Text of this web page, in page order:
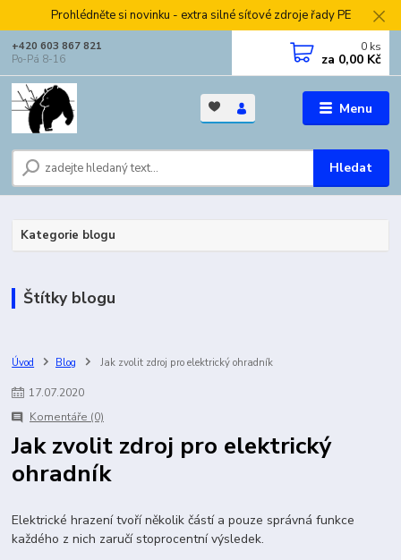
Prohlédněte si novinku - extra silné síťové zdroje řady PE
Menu
Hledat
+420 603 867 821
Po-Pá 8-16
0 ks
za 0,00 Kč
Kategorie blogu
Štítky blogu
Úvod Blog Jak zvolit zdroj pro elektrický ohradník
17.07.2020
Komentáře (0)
Jak zvolit zdroj pro elektrický
ohradník
Elektrické hrazení tvoří několik částí a pouze správná funkce
každého z nich zaručí stoprocentní výsledek.